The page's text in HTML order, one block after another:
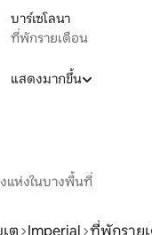
บาร์เซโลนา
ที่พักรายเดือน
แสดงมากขึ้น
แห่งในบางพื้นที่